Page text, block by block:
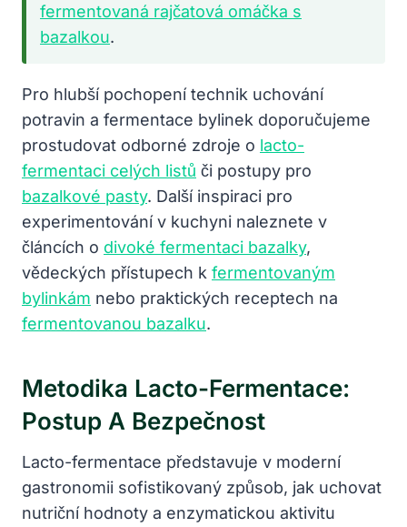
fermentovaná rajčatová omáčka s
bazalkou.
Pro hlubší pochopení technik uchování
potravin a fermentace bylinek doporučujeme
prostudovat odborné zdroje o lacto-
fermentaci celých listů či postupy pro
bazalkové pasty. Další inspiraci pro
experimentování v kuchyni naleznete v
článcích o divoké fermentaci bazalky,
vědeckých přístupech k fermentovaným
bylinkám nebo praktických receptech na
fermentovanou bazalku.
Metodika Lacto-Fermentace:
Postup A Bezpečnost
Lacto-fermentace představuje v moderní
gastronomii sofistikovaný způsob, jak uchovat
nutriční hodnoty a enzymatickou aktivitu